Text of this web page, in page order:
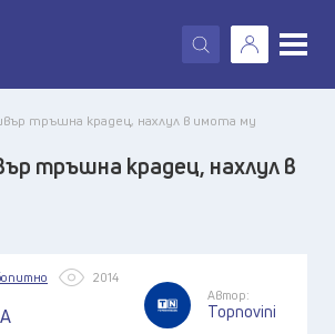
X
тръшна крадец, нахлул в имота му
тръшна крадец, нахлул в
2014
Автор:
Topnovini